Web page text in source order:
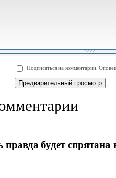
-
-
-
-
-
Подписаться на комментарии.
правда будет